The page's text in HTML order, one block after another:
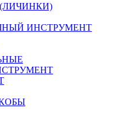
ИНСТРУМЕНТ